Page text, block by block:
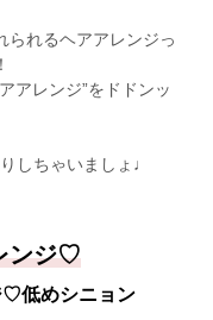
られるヘアアレンジっ
アレンジ”をドドンッ
しちゃいましょ♩
ンジ♡
♡低めシニョン